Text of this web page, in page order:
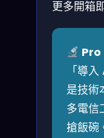
更多開箱
Pro
「導
是技術
多電信
搶飯碗